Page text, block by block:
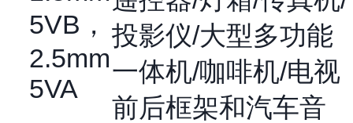
5VB，
2.5mm
5VA
投影仪/大型多功能
一体机/咖啡机/电视
前后框架和汽车音